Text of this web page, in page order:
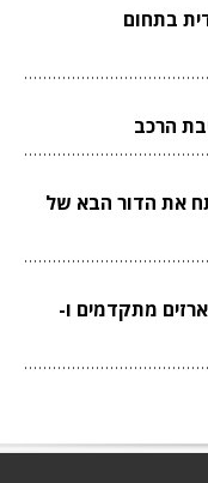
בתחום
הרכב
את הדור הבא של
מתקדמים ו-